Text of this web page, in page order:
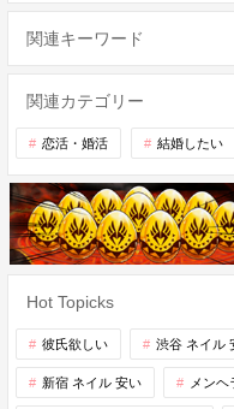
関連キーワード
関連カテゴリー
恋活・婚活 結婚したい
Hot Topicks
彼氏欲しい 渋谷 ネイル
新宿 ネイル 安い メンヘ